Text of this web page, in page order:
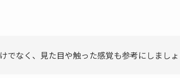
でなく、見た目や触った感覚も参考にしましょ